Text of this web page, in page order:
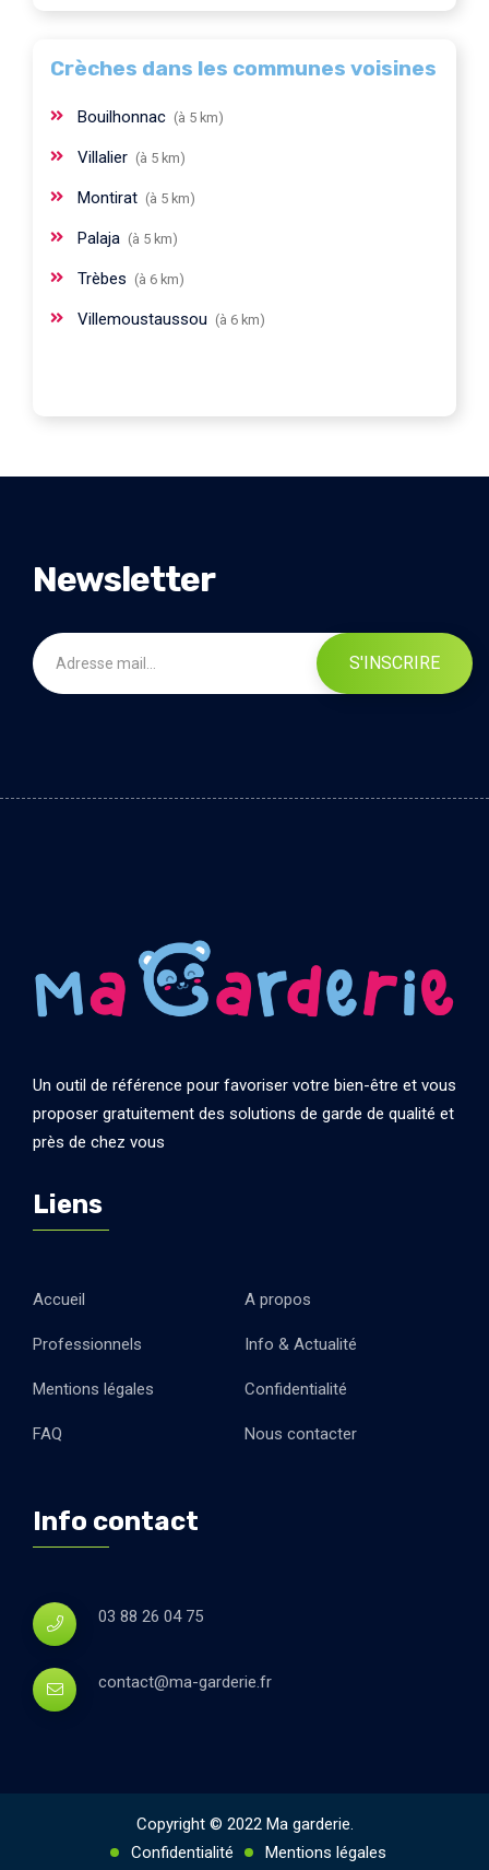
Crèches dans les communes voisines
Bouilhonnac (à 5 km)
Villalier (à 5 km)
Montirat (à 5 km)
Palaja (à 5 km)
Trèbes (à 6 km)
Villemoustaussou (à 6 km)
Newsletter
S'INSCRIRE
Un outil de référence pour favoriser votre bien-être et vous
proposer gratuitement des solutions de garde de qualité et
près de chez vous
Liens
Accueil A propos
Professionnels Info & Actualité
Mentions légales Confidentialité
FAQ Nous contacter
Info contact
03 88 26 04 75
contact@ma-garderie.fr
Copyright © 2022 Ma garderie.
Confidentialité
Mentions légales